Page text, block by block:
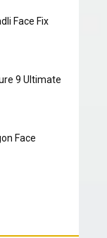
Face Fix
9 Ultimate
Face